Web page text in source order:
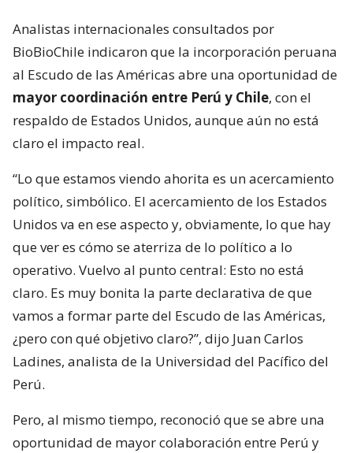
Analistas internacionales consultados por
BioBioChile indicaron que la incorporación peruana
al Escudo de las Américas abre una oportunidad de
mayor coordinación entre Perú y Chile, con el
respaldo de Estados Unidos, aunque aún no está
claro el impacto real.
“Lo que estamos viendo ahorita es un acercamiento
político, simbólico. El acercamiento de los Estados
Unidos va en ese aspecto y, obviamente, lo que hay
que ver es cómo se aterriza de lo político a lo
operativo. Vuelvo al punto central: Esto no está
claro. Es muy bonita la parte declarativa de que
vamos a formar parte del Escudo de las Américas,
¿pero con qué objetivo claro?”, dijo Juan Carlos
Ladines, analista de la Universidad del Pacífico del
Perú.
Pero, al mismo tiempo, reconoció que se abre una
oportunidad de mayor colaboración entre Perú y